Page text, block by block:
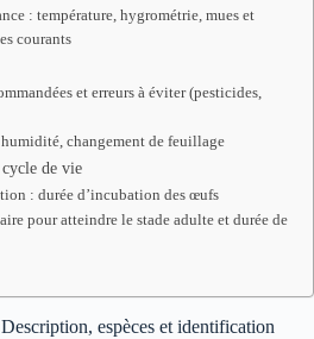
: température, hygrométrie, mues et
courants
et erreurs à éviter (pesticides,
changement de feuillage
de vie
: durée d’incubation des œufs
pour atteindre le stade adulte et durée de
espèces et identification